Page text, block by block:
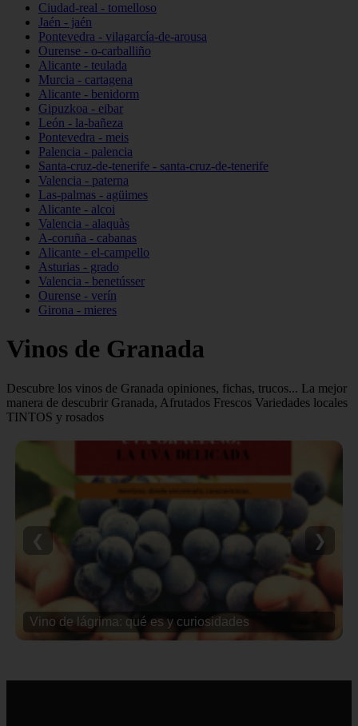
Ciudad-real - tomelloso
Jaén - jaén
Pontevedra - vilagarcía-de-arousa
Ourense - o-carballiño
Alicante - teulada
Murcia - cartagena
Alicante - benidorm
Gipuzkoa - eibar
León - la-bañeza
Pontevedra - meis
Palencia - palencia
Santa-cruz-de-tenerife - santa-cruz-de-tenerife
Valencia - paterna
Las-palmas - agüimes
Alicante - alcoi
Valencia - alaquàs
A-coruña - cabanas
Alicante - el-campello
Asturias - grado
Valencia - benetússer
Ourense - verín
Girona - mieres
Vinos de Granada
Descubre los vinos de Granada opiniones, fichas, trucos... La mejor
manera de descubrir Granada, Afrutados Frescos Variedades locales
TINTOS y rosados
Vino de lágrima: qué es y curiosidades
❮ ❯